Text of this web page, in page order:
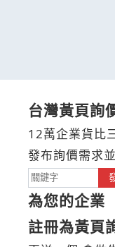
台灣黃頁詢
12萬企業貨比
發布詢價需求
為您的企業
註冊為黃頁